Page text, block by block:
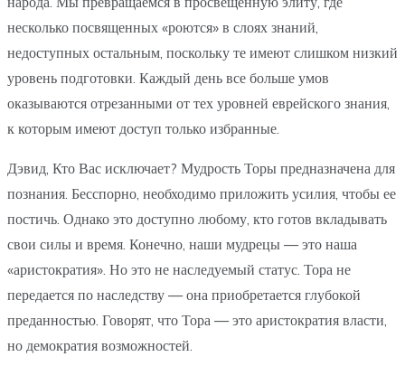
несколько посвященных «роются» в слоях знаний,
недоступных остальным, поскольку те имеют слишком низкий
уровень подготовки. Каждый день все больше умов
оказываются отрезанными от тех уровней еврейского знания,
к которым имеют доступ только избранные.
Дэвид, Кто Вас исключает? Мудрость Торы предназначена для
познания. Бесспорно, необходимо приложить усилия, чтобы ее
постичь. Однако это доступно любому, кто готов вкладывать
свои силы и время. Конечно, наши мудрецы — это наша
«аристократия». Но это не наследуемый статус. Тора не
передается по наследству — она приобретается глубокой
преданностью. Говорят, что Тора — это аристократия власти,
но демократия возможностей.